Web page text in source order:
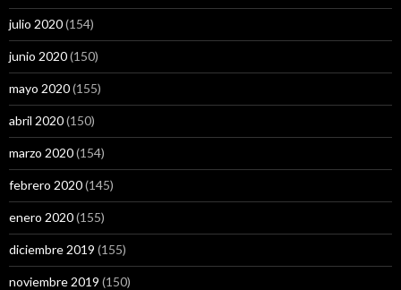
julio 2020(154)
junio 2020(150)
mayo 2020(155)
abril 2020(150)
marzo 2020(154)
febrero 2020(145)
enero 2020(155)
diciembre 2019 (155)
noviembre 2019 (150)